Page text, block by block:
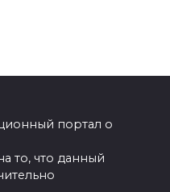
портал о
то, что данный